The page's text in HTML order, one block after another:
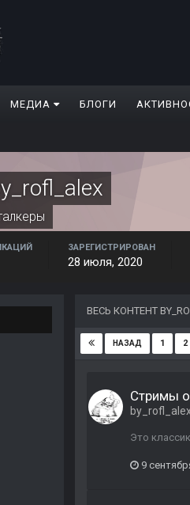
МЕДИА БЛОГИ
ЗАРЕГИСТРИРОВАН
28 июля, 2020
ВЕСЬ КОНТЕНТ
НАЗАД 1 2
Стримы
Это
9